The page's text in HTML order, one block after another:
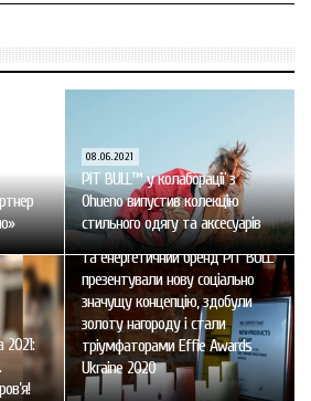
08.06.2021
PIT BULL™ у колаборації з
Ohueno випустив колекцію
стильного одягу та аксесуарів
2021:
22.12.2020
Група Компаній «Нові Продукти»
та енергетичний бренд PIT BULL
презентували нову соціально
значущу концепцію, здобули
золоту нагороду і стали
тріумфаторами Effie Awards
Ukraine 2020